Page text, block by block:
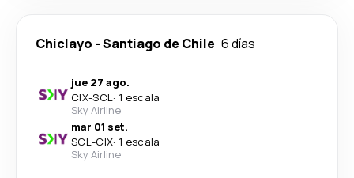
Chiclayo -Santiago de Chile 6 días
jue 27 ago.
CIX-SCL· 1 escala
Sky Airline
mar 01 set.
SCL-CIX· 1 escala
Sky Airline